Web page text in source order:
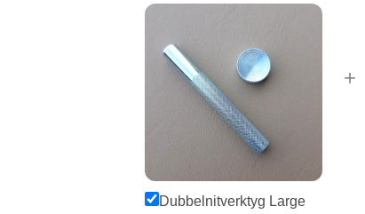
Dubbelnitverktyg Large
+